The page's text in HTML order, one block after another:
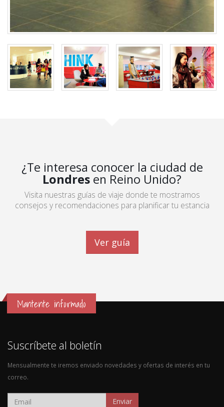
¿Te interesa conocer la ciudad de
Londres en Reino Unido?
Visita nuestras guías de viaje donde te mostramos
consejos y recomendaciones para planificar tu estancia
Ver guía
Mantente informado
Suscríbete al boletín
Mensualmente te iremos enviado novedades y ofertas de interés en tu
correo.
Enviar